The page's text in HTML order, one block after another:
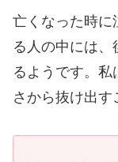
亡くなった時に
る人の中には
るようです。
さから抜け出す